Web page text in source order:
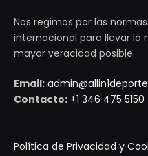
Nos regimos por las
internacional para llevar la
mayor veracidad posible.
Email:
Contacto: +1 346 475 5150
Política de Privacidad y